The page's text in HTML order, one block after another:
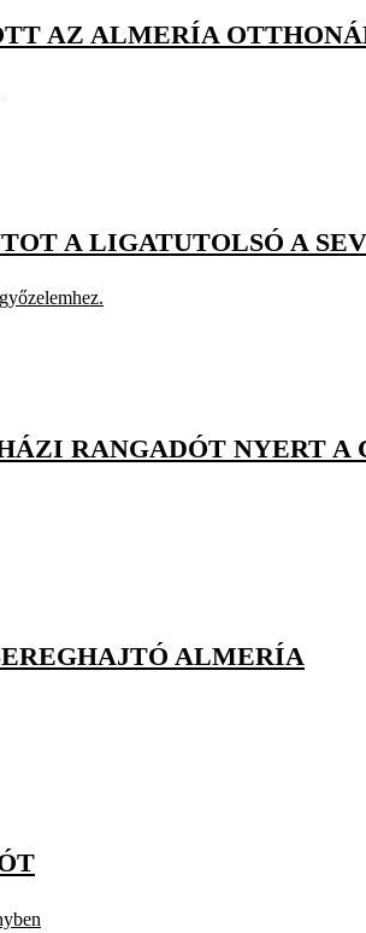
AZ ALMERÍA
A LIGATUTOLSÓ A
RANGADÓT NYERT A
ALMERÍA